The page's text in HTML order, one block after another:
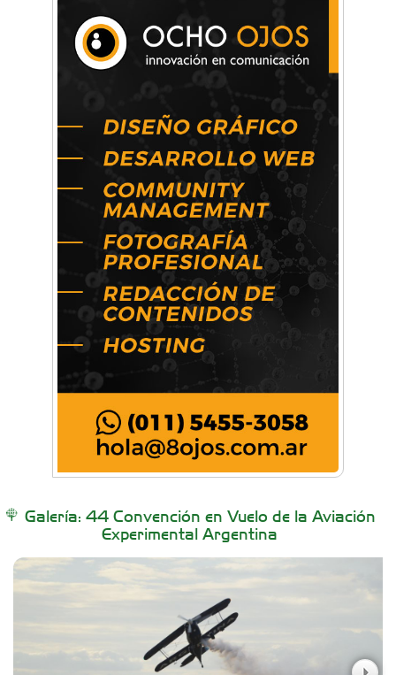
Anahata: Mindfullness - Psicología -
Bienestar Emocional - Coaching
Arq. Horacio Alejandro Sánchez
Artística ApasionArte
Artística Catalina
Artística Veral
BAIC Ramos Mejía
Brisé Estudio de Danzas
Carniceria y granja El Viejo Peña
Clima Castelar
Galería: 44 Convención en Vuelo de la Aviación
Experimental Argentina